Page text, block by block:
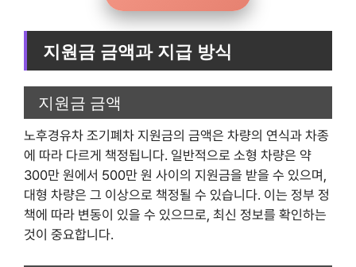
지원금 금액과 지급 방식
지원금 금액
노후경유차 조기폐차 지원금의 금액은 차량의 연식과 차종
에 따라 다르게 책정됩니다. 일반적으로 소형 차량은 약
300만 원에서 500만 원 사이의 지원금을 받을 수 있으며,
대형 차량은 그 이상으로 책정될 수 있습니다. 이는 정부 정
책에 따라 변동이 있을 수 있으므로, 최신 정보를 확인하는
것이 중요합니다.